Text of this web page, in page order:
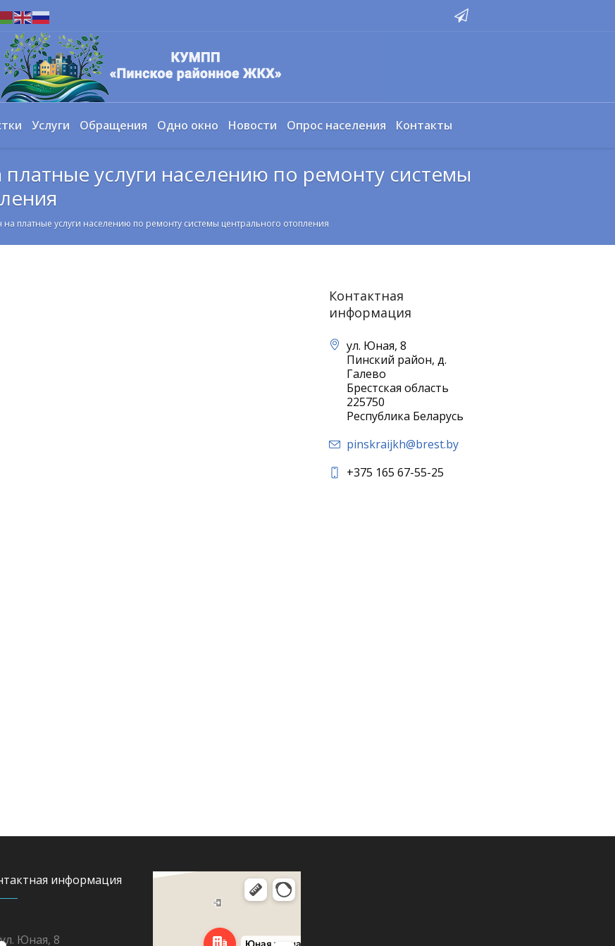
Услуги Обращения Одно окно Новости Опрос населения Контакты
платные услуги населению по ремонту системы
на платные услуги населению по ремонту системы центрального отопления
Контактная
информация
ул. Юная, 8
Пинский район, д.
Галево
Брестская область
225750
Республика Беларусь
pinskraijkh@brest.by
+375 165 67-55-25
информация
ул. Юная, 8
Яндекс Карты
Юная улица, 8 — Яндекс Карты